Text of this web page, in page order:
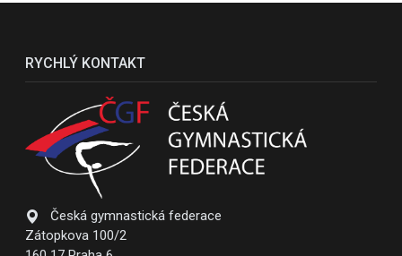
RYCHLÝ KONTAKT
Česká gymnastická federace
Zátopkova 100/2